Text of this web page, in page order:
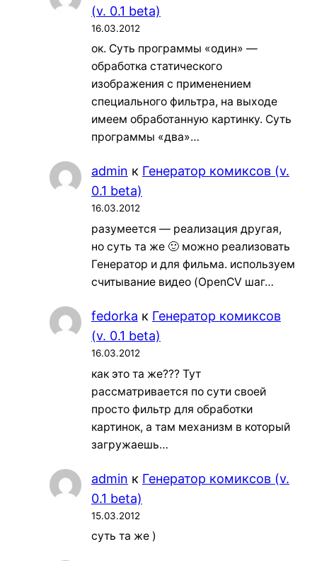
(v. 0.1 beta)
16.03.2012
ок. Суть программы «один» —
обработка статического
изображения с применением
специального фильтра, на выходе
имеем обработанную картинку. Суть
программы «два»…
admin к Генератор комиксов (v.
0.1 beta)
16.03.2012
разумеется — реализация другая,
но суть та же 🙂 можно реализовать
Генератор и для фильма. используем
считывание видео (OpenCV шаг…
fedorka к Генератор комиксов
(v. 0.1 beta)
16.03.2012
как это та же??? Тут
рассматривается по сути своей
просто фильтр для обработки
картинок, а там механизм в который
загружаешь…
admin к Генератор комиксов (v.
0.1 beta)
15.03.2012
суть та же )